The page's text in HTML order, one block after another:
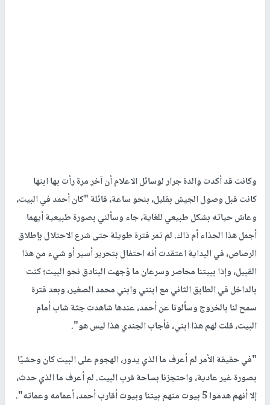
وكانت قد أكدت والدة جرار لوسائل الاعلام أن آخر مرة رأت بها ابنها
كانت قبل وصول الجيش بقليل، بنحو ساعة، قائلة "كان أحمد في البيت،
وعاش حياته بشكل طبيعي للغاية، جاء وسألني بصورة طبيعية أيهما
أجمل هذا الحذاء أم ذاك. لم تمر فترة طويلة حتى شرع الاحتلال بإطلاق
الرصاص، في البداية اعتقدت أنه احتفال بتحرير أسير أو شيء من هذا
القبيل، وإذا ببيتنا محاصر وسرعان ما وُجهت البنادق نحو البيت؛ كنت
بالداخل في الطابق الثاني مع ابنتي وابني محمد الصغير، وبعد فترة
سمح لنا بالخروج وسألونا عن أحمد، عندها شاهدت جثة شاب أمام
البيت، قلت لهم هذا ابني، فأجاب الجندي هذا ليس هو".
"في حقيقة الأمر لم أعرف ما الذي يدور، الهجوم على البيت كان وحشيًا
بصورة غير عادية، واحتجزنا بساحة قرب البيت. لم أعرف ما الذي حدث،
إلا أنهم هدموا 5 بيوت منهم بيتنا وبيوت أقارب أحمد، أعمامه وعماته".